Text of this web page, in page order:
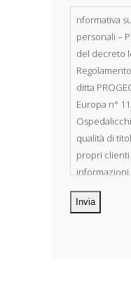
nformativa
personali –
del decreto
ditta
Europa n°
qualità di
propri
informazioni
dei dati
oggetto di